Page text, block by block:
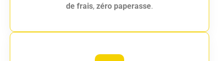
de frais, zéro paperasse.